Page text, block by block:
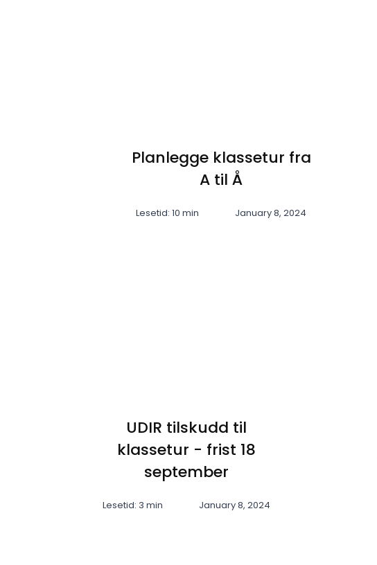
Planlegge klassetur fra
A til Å
Lesetid: 10 min January 8, 2024
UDIR tilskudd til
klassetur - frist 18
september
Lesetid: 3 min January 8, 2024